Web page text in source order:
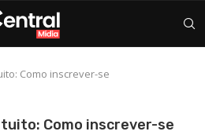
Como inscrever-se
Como inscrever-se